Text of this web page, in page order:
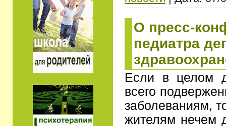
О пресс-
педиатра
Если в целом
всего
заболеваниям,
жителям нечем